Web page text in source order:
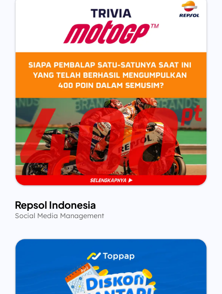
Repsol Indonesia
Social Media Management